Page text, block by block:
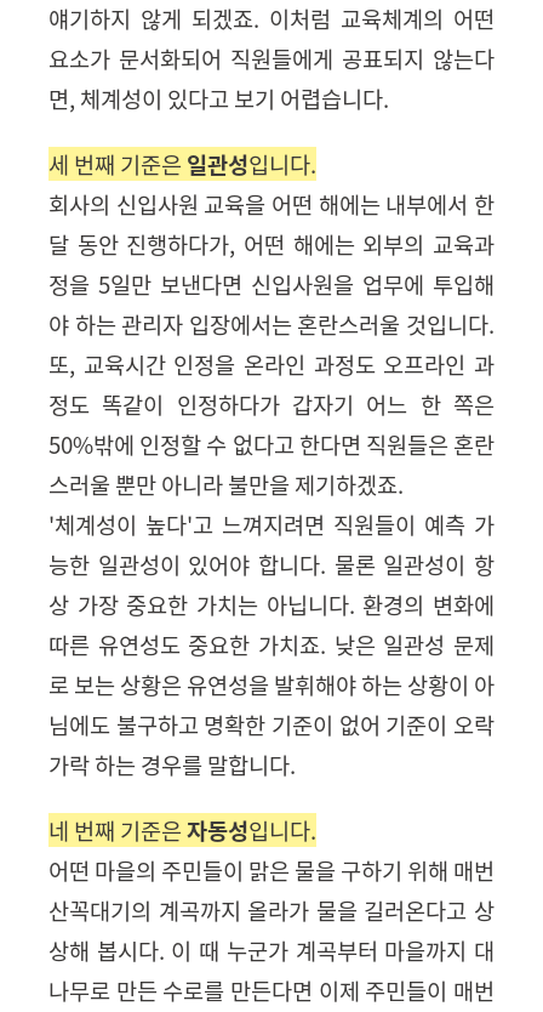
얘기하지 않게 되겠죠. 이처럼 교육체계의 어떤
요소가 문서화되어 직원들에게 공표되지 않는다
면, 체계성이 있다고 보기 어렵습니다.
세 번째 기준은 일관성입니다.
회사의 신입사원 교육을 어떤 해에는 내부에서 한
달 동안 진행하다가, 어떤 해에는 외부의 교육과
정을 5일만 보낸다면 신입사원을 업무에 투입해
야 하는 관리자 입장에서는 혼란스러울 것입니다.
또, 교육시간 인정을 온라인 과정도 오프라인 과
정도 똑같이 인정하다가 갑자기 어느 한 쪽은
50%밖에 인정할 수 없다고 한다면 직원들은 혼란
스러울 뿐만 아니라 불만을 제기하겠죠.
'체계성이 높다'고 느껴지려면 직원들이 예측 가
능한 일관성이 있어야 합니다. 물론 일관성이 항
상 가장 중요한 가치는 아닙니다. 환경의 변화에
따른 유연성도 중요한 가치죠. 낮은 일관성 문제
로 보는 상황은 유연성을 발휘해야 하는 상황이 아
님에도 불구하고 명확한 기준이 없어 기준이 오락
가락 하는 경우를 말합니다.
네 번째 기준은자동성입니다.
어떤 마을의 주민들이 맑은 물을 구하기 위해 매번
산꼭대기의 계곡까지 올라가 물을 길러온다고 상
상해 봅시다. 이 때 누군가 계곡부터 마을까지 대
나무로 만든 수로를 만든다면 이제 주민들이 매번